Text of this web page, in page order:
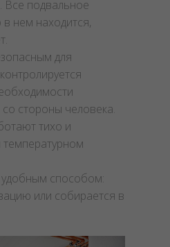
Все подвальное
нем находится,
для
стороны человека.
тихо и
удобным способом:
или собирается в